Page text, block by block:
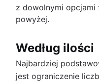
z dowolnymi opcjami
powyżej.
Według ilości
Najbardziej
jest ograniczenie